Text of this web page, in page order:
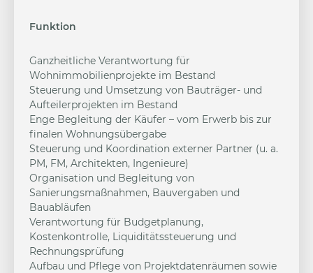
Funktion
Ganzheitliche Verantwortung für
Wohnimmobilienprojekte im Bestand
Steuerung und Umsetzung von Bauträger- und
Aufteilerprojekten im Bestand
Enge Begleitung der Käufer – vom Erwerb bis zur
finalen Wohnungsübergabe
Steuerung und Koordination externer Partner (u. a.
PM, FM, Architekten, Ingenieure)
Organisation und Begleitung von
Sanierungsmaßnahmen, Bauvergaben und
Bauabläufen
Verantwortung für Budgetplanung,
Kostenkontrolle, Liquiditätssteuerung und
Rechnungsprüfung
Aufbau und Pflege von Projektdatenräumen sowie